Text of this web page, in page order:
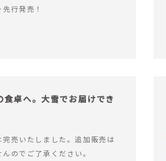
行発売！
食卓へ。大雪でお届けでき
完売いたしました。追加販売は
のでご了承ください。